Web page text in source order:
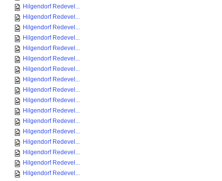
Hilgendorf Redevel...
Hilgendorf Redevel...
Hilgendorf Redevel...
Hilgendorf Redevel...
Hilgendorf Redevel...
Hilgendorf Redevel...
Hilgendorf Redevel...
Hilgendorf Redevel...
Hilgendorf Redevel...
Hilgendorf Redevel...
Hilgendorf Redevel...
Hilgendorf Redevel...
Hilgendorf Redevel...
Hilgendorf Redevel...
Hilgendorf Redevel...
Hilgendorf Redevel...
Hilgendorf Redevel...